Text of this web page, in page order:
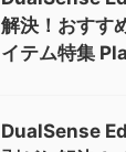
解決！おすす
イテム特集
DualSense